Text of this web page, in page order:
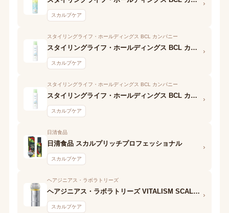
スカルプケア
›
スタイリングライフ・ホールディングス BCL カンパニー
スタイリングライフ・ホールディングス BCL カンパニー ベキュア ハニー ワンダーハニー フローズンヘッドジェット サマーリーフ
スカルプケア
›
スタイリングライフ・ホールディングス BCL カンパニー
スタイリングライフ・ホールディングス BCL カンパニー ベキュア ハニー ワンダーハニー フローズンヘッドジェット
スカルプケア
›
日清食品
日清食品 スカルプリッチプロフェッショナル
スカルプケア
›
ヘアジニアス・ラボラトリーズ
ヘアジニアス・ラボラトリーズ VITALISM SCALP TONIC
スカルプケア
›